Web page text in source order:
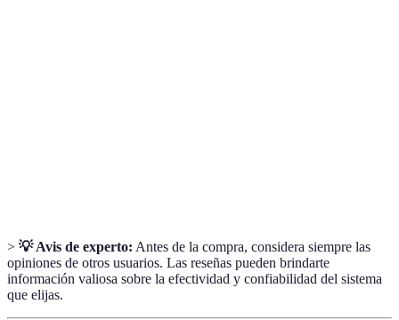
> 💡 Avis de experto: Antes de la compra, considera siempre las
opiniones de otros usuarios. Las reseñas pueden brindarte
información valiosa sobre la efectividad y confiabilidad del sistema
que elijas.